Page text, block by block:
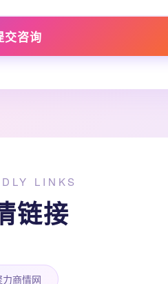
交咨询
LINKS
链接
力商情网